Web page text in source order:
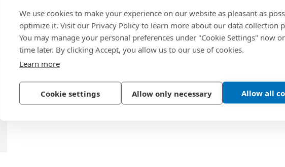
We use cookies to make your experience on our website as pleasant as
optimize it. Visit our Privacy Policy to learn more about our data collection
You may manage your personal preferences under "Cookie Settings" now
time later. By clicking Accept, you allow us to our use of cookies.
Learn more
Cookie settings Allow only necessary Allow all